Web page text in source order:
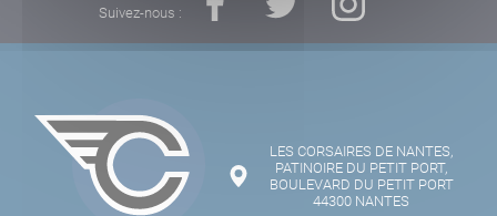
Suivez-nous :
LES CORSAIRES DE NANTES,
PATINOIRE DU PETIT PORT,
BOULEVARD DU PETIT PORT
44300 NANTES